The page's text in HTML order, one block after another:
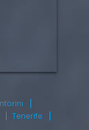
Tenerife